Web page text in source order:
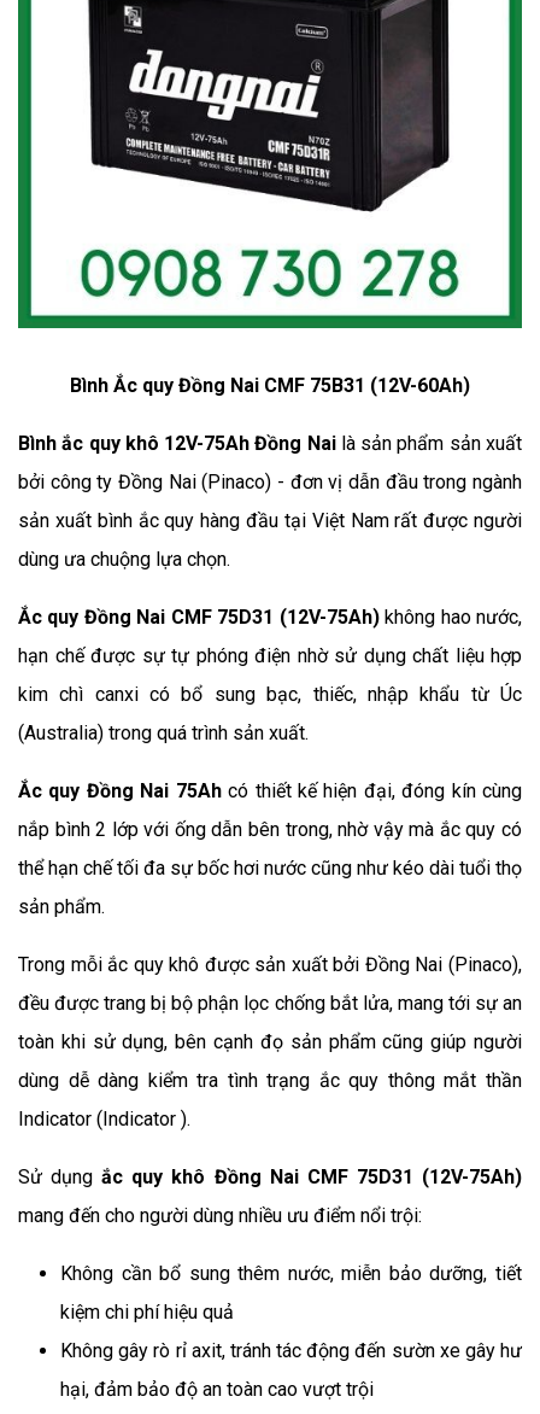
Bình Ắc quy Đồng Nai CMF 75B31 (12V-60Ah)
Bình ắc quy khô 12V-75Ah Đồng Nai là sản phẩm sản xuất
bởi công ty Đồng Nai (Pinaco) - đơn vị dẫn đầu trong ngành
sản xuất bình ắc quy hàng đầu tại Việt Nam rất được người
dùng ưa chuộng lựa chọn.
Ắc quy Đồng Nai CMF 75D31 (12V-75Ah) không hao nước,
hạn chế được sự tự phóng điện nhờ sử dụng chất liệu hợp
kim chì canxi có bổ sung bạc, thiếc, nhập khẩu từ Úc
(Australia) trong quá trình sản xuất.
Ắc quy Đồng Nai 75Ah có thiết kế hiện đại, đóng kín cùng
nắp bình 2 lớp với ống dẫn bên trong, nhờ vậy mà ắc quy có
thể hạn chế tối đa sự bốc hơi nước cũng như kéo dài tuổi thọ
sản phẩm.
Trong mỗi ắc quy khô được sản xuất bởi Đồng Nai (Pinaco),
đều được trang bị bộ phận lọc chống bắt lửa, mang tới sự an
toàn khi sử dụng, bên cạnh đọ sản phẩm cũng giúp người
dùng dễ dàng kiểm tra tình trạng ắc quy thông mắt thần
Indicator (Indicator ).
Sử dụng ắc quy khô Đồng Nai CMF 75D31 (12V-75Ah)
mang đến cho người dùng nhiều ưu điểm nổi trội:
Không cần bổ sung thêm nước, miễn bảo dưỡng, tiết
kiệm chi phí hiệu quả
Không gây rò rỉ axit, tránh tác động đến sườn xe gây hư
hại, đảm bảo độ an toàn cao vượt trội